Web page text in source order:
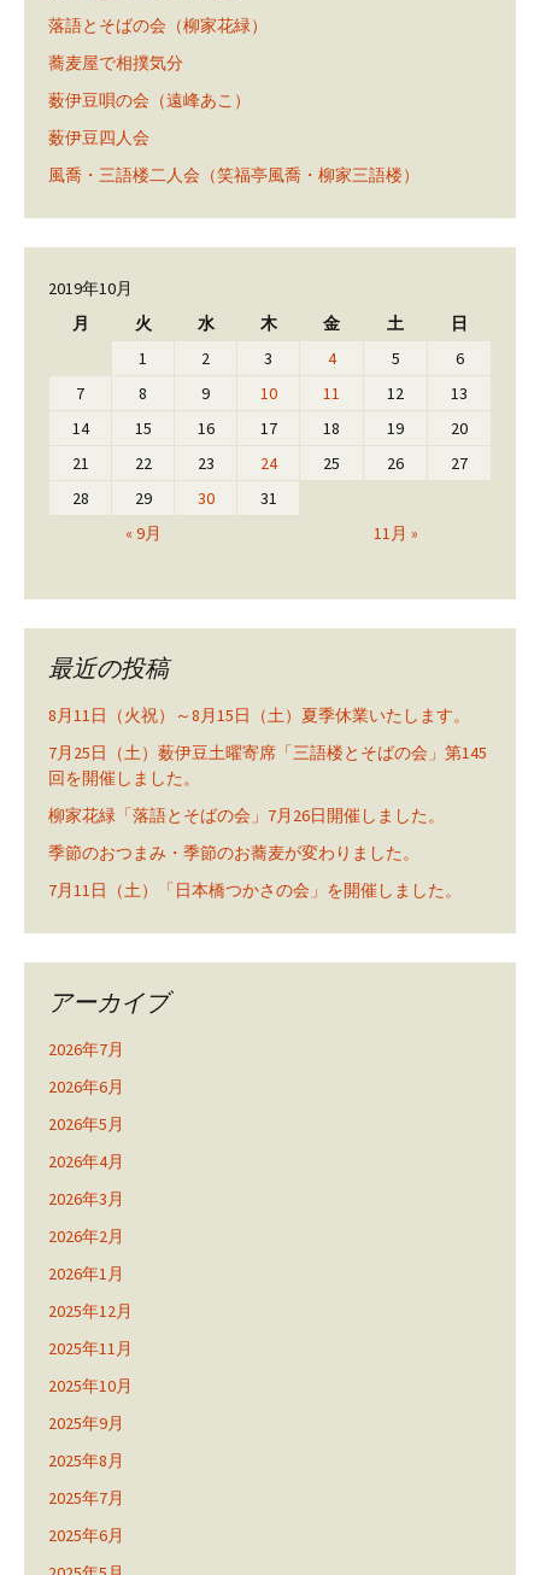
落語とそばの会（柳家花緑）
蕎麦屋で相撲気分
薮伊豆唄の会（遠峰あこ）
薮伊豆四人会
風喬・三語楼二人会（笑福亭風喬・柳家三語楼）
2019年10月
月
火 水 木 金 土 日
« 9月 11月 »
1 2 3 4 5
6
7
8 9 10 11 12
13
14
15 16 17 18 19
20
21
22 23 24 25 26
27
28
29 30 31
最近の投稿
8月11日（火祝）～8月15日（土）夏季休業いたします。
7月25日（土）薮伊豆土曜寄席「三語楼とそばの会」第145
回を開催しました。
柳家花緑「落語とそばの会」7月26日開催しました。
季節のおつまみ・季節のお蕎麦が変わりました。
7月11日（土）「日本橋つかさの会」を開催しました。
アーカイブ
2026年7月
2026年6月
2026年5月
2026年4月
2026年3月
2026年2月
2026年1月
2025年12月
2025年11月
2025年10月
2025年9月
2025年8月
2025年7月
2025年6月